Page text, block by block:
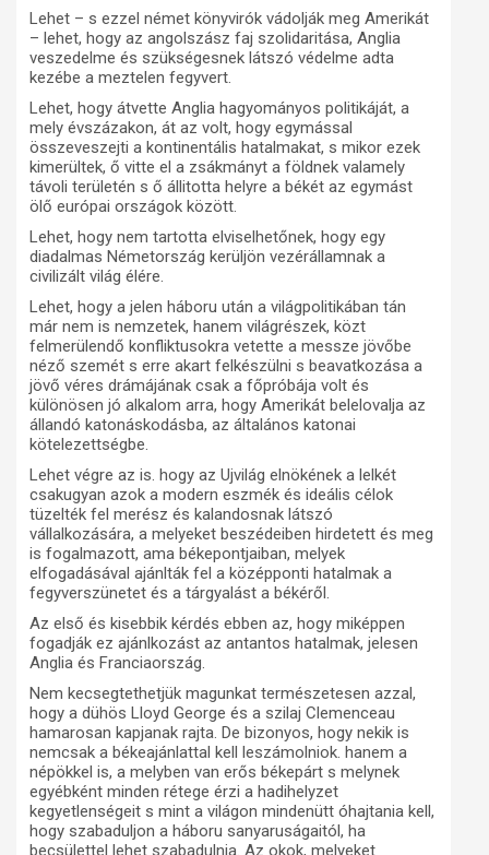
Lehet – s ezzel német könyvirók vádolják meg Amerikát
– lehet, hogy az angolszász faj szolidaritása, Anglia
veszedelme és szükségesnek látszó védelme adta
kezébe a meztelen fegyvert.
Lehet, hogy átvette Anglia hagyományos politikáját, a
mely évszázakon, át az volt, hogy egymással
összeveszejti a kontinentális hatalmakat, s mikor ezek
kimerültek, ő vitte el a zsákmányt a földnek valamely
távoli területén s ő állitotta helyre a békét az egymást
ölő európai országok között.
Lehet, hogy nem tartotta elviselhetőnek, hogy egy
diadalmas Németország kerüljön vezérállamnak a
civilizált világ élére.
Lehet, hogy a jelen háboru után a világpolitikában tán
már nem is nemzetek, hanem világrészek, közt
felmerülendő konfliktusokra vetette a messze jövőbe
néző szemét s erre akart felkészülni s beavatkozása a
jövő véres drámájának csak a főpróbája volt és
különösen jó alkalom arra, hogy Amerikát belelovalja az
állandó katonáskodásba, az általános katonai
kötelezettségbe.
Lehet végre az is. hogy az Ujvilág elnökének a lelkét
csakugyan azok a modern eszmék és ideális célok
tüzelték fel merész és kalandosnak látszó
vállalkozására, a melyeket beszédeiben hirdetett és meg
is fogalmazott, ama békepontjaiban, melyek
elfogadásával ajánlták fel a középponti hatalmak a
fegyverszünetet és a tárgyalást a békéről.
Az első és kisebbik kérdés ebben az, hogy miképpen
fogadják ez ajánlkozást az antantos hatalmak, jelesen
Anglia és Franciaország.
Nem kecsegtethetjük magunkat természetesen azzal,
hogy a dühös Lloyd George és a szilaj Clemenceau
hamarosan kapjanak rajta. De bizonyos, hogy nekik is
nemcsak a békeajánlattal kell leszámolniok. hanem a
népökkel is, a melyben van erős békepárt s melynek
egyébként minden rétege érzi a hadihelyzet
kegyetlenségeit s mint a világon mindenütt óhajtania kell,
hogy szabaduljon a háboru sanyaruságaitól, ha
becsülettel lehet szabadulnia. Az okok, melyeket